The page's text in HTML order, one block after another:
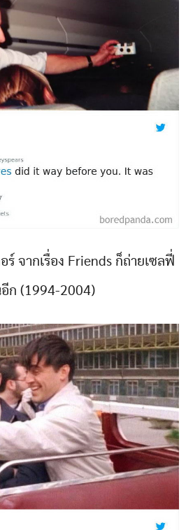
ร์ จากเรื่อง Friends ก็ถ่ายเซลฟี่
ก (1994-2004)